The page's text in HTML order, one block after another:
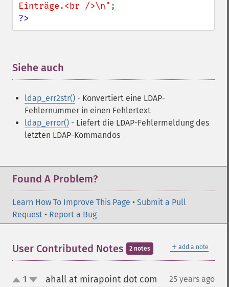
Einträge.<br />\n"
?>
Siehe auch
ldap_err2str() - Konvertiert eine LDAP-
Fehlernummer in einen Fehlertext
ldap_error() - Liefert die LDAP-Fehlermeldung des
letzten LDAP-Kommandos
Found A Problem?
Learn How To Improve This Page • Submit a Pull
Request • Report a Bug
＋ add a note
User Contributed Notes 2 notes
up
1 ahall at mirapoint dot com 25 years ago